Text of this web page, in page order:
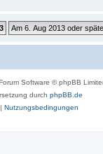
Software © phpBB
durch phpBB.de
Nutzungsbedingungen